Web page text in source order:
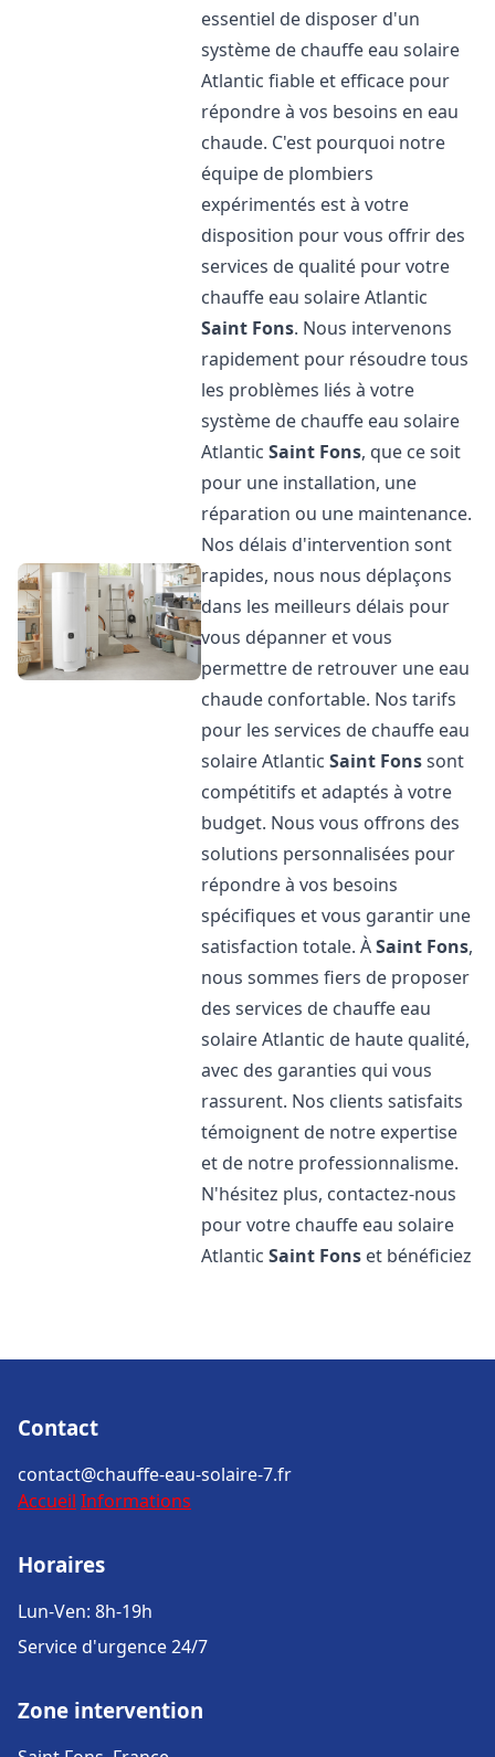
essentiel de disposer d'un
système de chauffe eau solaire
Atlantic fiable et efficace pour
répondre à vos besoins en eau
chaude. C'est pourquoi notre
équipe de plombiers
expérimentés est à votre
disposition pour vous offrir des
services de qualité pour votre
chauffe eau solaire Atlantic
Saint Fons. Nous intervenons
rapidement pour résoudre tous
les problèmes liés à votre
système de chauffe eau solaire
AtlanticSaint Fons, que ce soit
pour une installation, une
réparation ou une maintenance.
Nos délais d'intervention sont
rapides, nous nous déplaçons
dans les meilleurs délais pour
vous dépanner et vous
permettre de retrouver une eau
chaude confortable. Nos tarifs
pour les services de chauffe eau
solaire AtlanticSaint Fonssont
compétitifs et adaptés à votre
budget. Nous vous offrons des
solutions personnalisées pour
répondre à vos besoins
spécifiques et vous garantir une
satisfaction totale. ÀSaint Fons,
nous sommes fiers de proposer
des services de chauffe eau
solaire Atlantic de haute qualité,
avec des garanties qui vous
rassurent. Nos clients satisfaits
témoignent de notre expertise
et de notre professionnalisme.
N'hésitez plus, contactez-nous
pour votre chauffe eau solaire
AtlanticSaint Fons et bénéficiez
Contact
contact@chauffe-eau-solaire-7.fr
Accueil Informations
Horaires
Lun-Ven: 8h-19h
Service d'urgence 24/7
Zone intervention